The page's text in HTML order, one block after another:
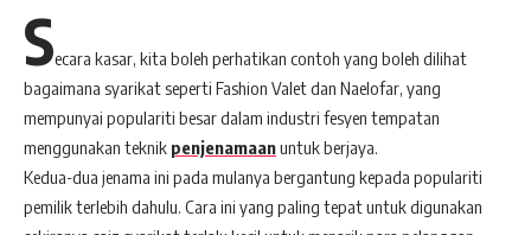
Secara kasar, kita boleh perhatikan contoh yang boleh dilihat
bagaimana syarikat seperti Fashion Valet dan Naelofar, yang
mempunyai populariti besar dalam industri fesyen tempatan
menggunakan teknik penjenamaanuntuk berjaya.
Kedua-dua jenama ini pada mulanya bergantung kepada populariti
pemilik terlebih dahulu. Cara ini yang paling tepat untuk digunakan